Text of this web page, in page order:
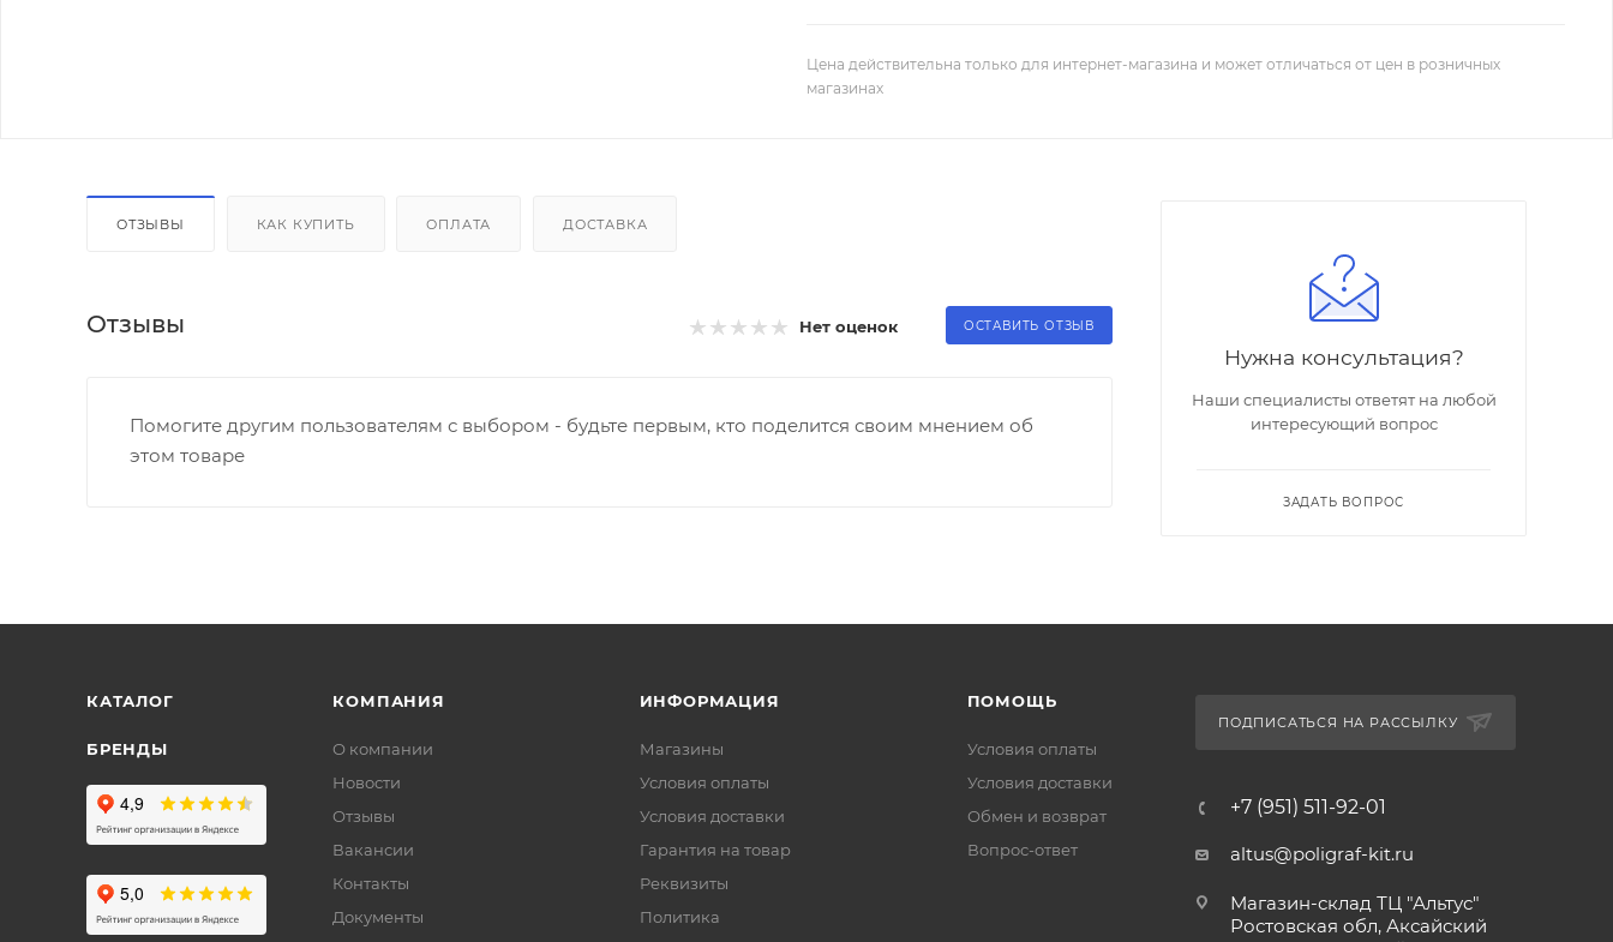
Цена действительна только для интернет-магазина и может отличаться от цен в розничных
магазинах
ОТЗЫВЫ КАК КУПИТЬ ОПЛАТА ДОСТАВКА
Отзывы Нет оценок ОСТАВИТЬ ОТЗЫВ
Помогите другим пользователям с выбором - будьте первым, кто поделится своим мнением об
этом товаре
Нужна консультация?
Наши специалисты ответят на любой
интересующий вопрос
ЗАДАТЬ ВОПРОС
КАТАЛОГ
БРЕНДЫ
КОМПАНИЯ
О компании
Новости
Отзывы
Вакансии
Контакты
Документы
ИНФОРМАЦИЯ
Магазины
Условия оплаты
Условия доставки
Гарантия на товар
Реквизиты
Политика
ПОМОЩЬ
Условия оплаты
Условия доставки
Обмен и возврат
Вопрос-ответ
ПОДПИСАТЬСЯ НА РАССЫЛКУ
+7 (951) 511-92-01
altus@poligraf-kit.ru
Магазин-склад ТЦ "Альтус"
Ростовская обл, Аксайский